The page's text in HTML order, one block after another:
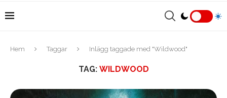
Hem Taggar Inlägg taggade med "Wildwood"
TAG: WILDWOOD